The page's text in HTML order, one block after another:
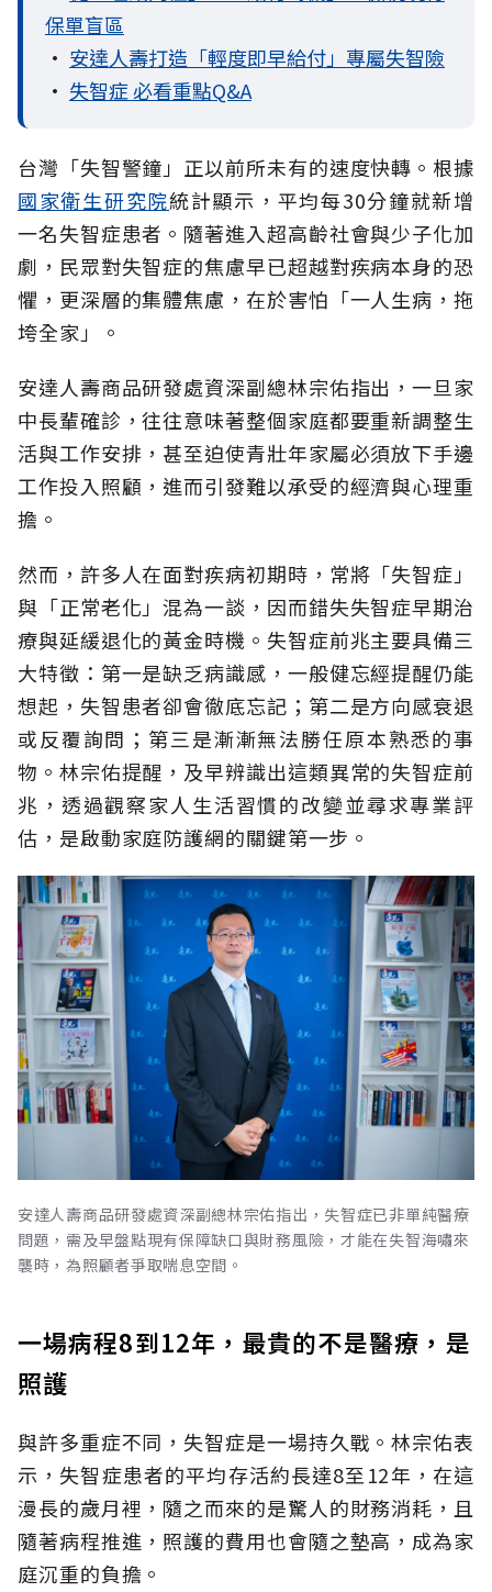
保單盲區
• 安達人壽打造「輕度即早給付」專屬失智險
• 失智症 必看重點Q&A
台灣「失智警鐘」正以前所未有的速度快轉。根據
國家衛生研究院統計顯示，平均每30分鐘就新增
一名失智症患者。隨著進入超高齡社會與少子化加
劇，民眾對失智症的焦慮早已超越對疾病本身的恐
懼，更深層的集體焦慮，在於害怕「一人生病，拖
垮全家」。
安達人壽商品研發處資深副總林宗佑指出，一旦家
中長輩確診，往往意味著整個家庭都要重新調整生
活與工作安排，甚至迫使青壯年家屬必須放下手邊
工作投入照顧，進而引發難以承受的經濟與心理重
擔。
然而，許多人在面對疾病初期時，常將「失智症」
與「正常老化」混為一談，因而錯失失智症早期治
療與延緩退化的黃金時機。失智症前兆主要具備三
大特徵：第一是缺乏病識感，一般健忘經提醒仍能
想起，失智患者卻會徹底忘記；第二是方向感衰退
或反覆詢問；第三是漸漸無法勝任原本熟悉的事
物。林宗佑提醒，及早辨識出這類異常的失智症前
兆，透過觀察家人生活習慣的改變並尋求專業評
估，是啟動家庭防護網的關鍵第一步。
安達人壽商品研發處資深副總林宗佑指出，失智症已非單純醫療
問題，需及早盤點現有保障缺口與財務風險，才能在失智海嘯來
襲時，為照顧者爭取喘息空間。
一場病程8到12年，最貴的不是醫療，是
照護
與許多重症不同，失智症是一場持久戰。林宗佑表
示，失智症患者的平均存活約長達8至12年，在這
漫長的歲月裡，隨之而來的是驚人的財務消耗，且
隨著病程推進，照護的費用也會隨之墊高，成為家
庭沉重的負擔。